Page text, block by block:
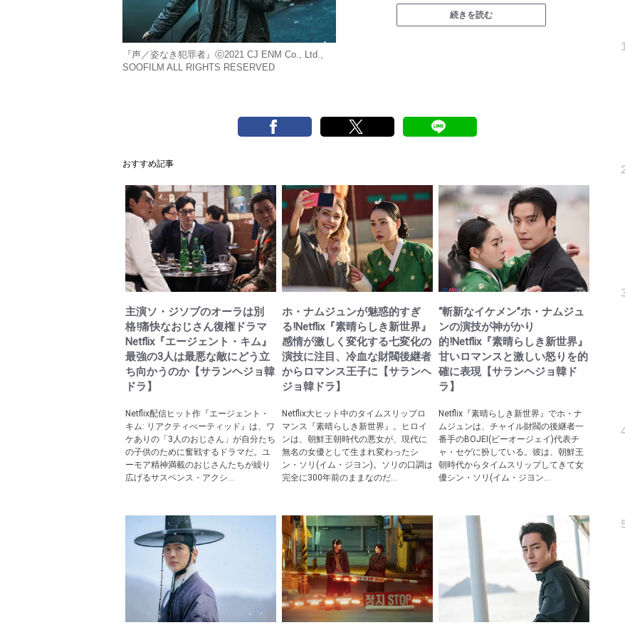
『声／姿なき犯罪者』ⓒ2021 CJ ENM Co., Ltd.,
SOOFILM ALL RIGHTS RESERVED
続きを読む
おすすめ記事
主演ソ・ジソブのオーラは別
格!痛快なおじさん復権ドラマ
Netflix『エージェント・キム』
最強の3人は最悪な敵にどう立
ち向かうのか【サランヘジョ韓
ドラ】
Netflix配信ヒット作『エージェント・
キム: リアクティべーティッド』は、ワ
ケありの「3人のおじさん」が自分たち
の子供のために奮戦するドラマだ。ユ
ーモア精神満載のおじさんたちが繰り
広げるサスペンス・アクシ...
ホ・ナムジュンが魅惑的すぎ
る!Netflix『素晴らしき新世界』
感情が激しく変化する七変化の
演技に注目、冷血な財閥後継者
からロマンス王子に【サランヘ
ジョ韓ドラ】
Netflix大ヒット中のタイムスリップロ
マンス『素晴らしき新世界』。ヒロイ
ンは、朝鮮王朝時代の悪女が、現代に
無名の女優として生まれ変わったシ
ン・ソリ(イム・ジヨン)。ソリの口調は
完全に300年前のままなのだ...
“斬新なイケメン”ホ・ナムジュ
ンの演技が神がかり
的!Netflix『素晴らしき新世界』
甘いロマンスと激しい怒りを的
確に表現【サランヘジョ韓ド
ラ】
Netflix『素晴らしき新世界』でホ・ナ
ムジュンは、チャイル財閥の後継者一
番手のBOJEI(ビーオージェイ)代表チ
ャ・セゲに扮している。彼は、朝鮮王
朝時代からタイムスリップしてきて女
優シン・ソリ(イム・ジヨン...